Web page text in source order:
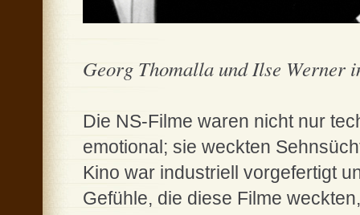
Georg Thomalla und Ilse Werner
Die NS-Filme waren nicht nur
emotional; sie weckten
Kino war industriell vorgefertigt
Gefühle, die diese Filme